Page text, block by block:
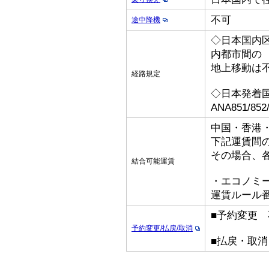
途中降機 不可
経路規定
◇日本国内
内都市間の
地上移動は
◇日本発着
ANA851/
結合可能運賃
中国・香港
下記運賃間
その場合、
・エコノミ
運賃ルール
予約変更/払戻/取消
■予約変更
■払戻・取